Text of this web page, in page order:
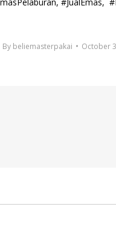
By beliemasterpakai October